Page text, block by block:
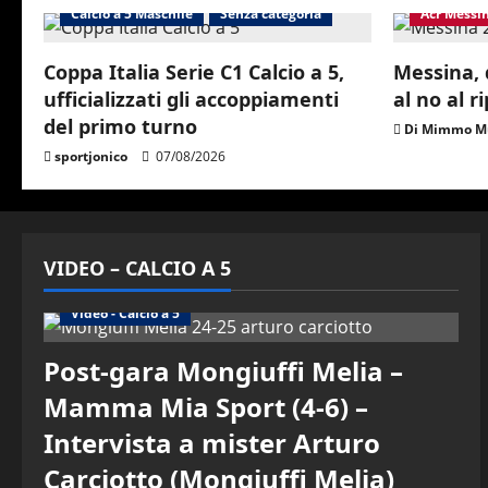
Calcio a 5 Maschile Senza categoria
Coppa Italia Serie C1 Calcio a 5,
ufficializzati gli accoppiamenti
del primo turno
sportjonico 07/08/2026
Acr
Messina,
al no al
Di Mimmo
VIDEO – CALCIO A 5
Video - Calcio a 5
Post-gara Mongiuffi Melia –
Mamma Mia Sport (4-6) –
Intervista a mister Arturo
Carciotto (Mongiuffi Melia)